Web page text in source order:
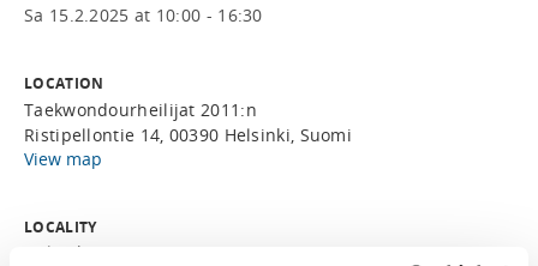
Sa 15.2.2025 at 10:00 - 16:30
LOCATION
Taekwondourheilijat 2011:n
Ristipellontie 14, 00390 Helsinki, Suomi
View map
LOCALITY
Helsinki